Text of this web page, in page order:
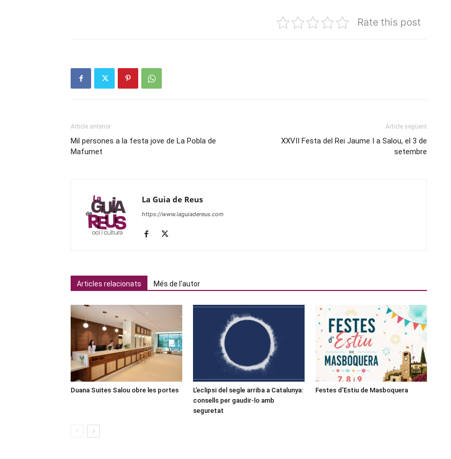
Rate this post
Article anterior
Mil persones a la festa jove de La Pobla de
Mafumet
Article següent
XXVII Festa del Rei Jaume I a Salou, el 3 de
setembre
La Guia de Reus
https://www.laguiadereus.com
Articles relacionats Més de l'autor
Duana Suites Salou obre les portes
L’eclipsi del segle arriba a Catalunya:
consells per gaudir-lo amb
seguretat
Festes d’Estiu de Masboquera